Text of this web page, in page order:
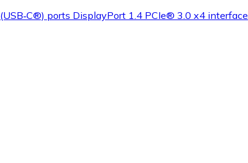
ports DisplayPort 1.4 PCIe® 3.0 x4 interface